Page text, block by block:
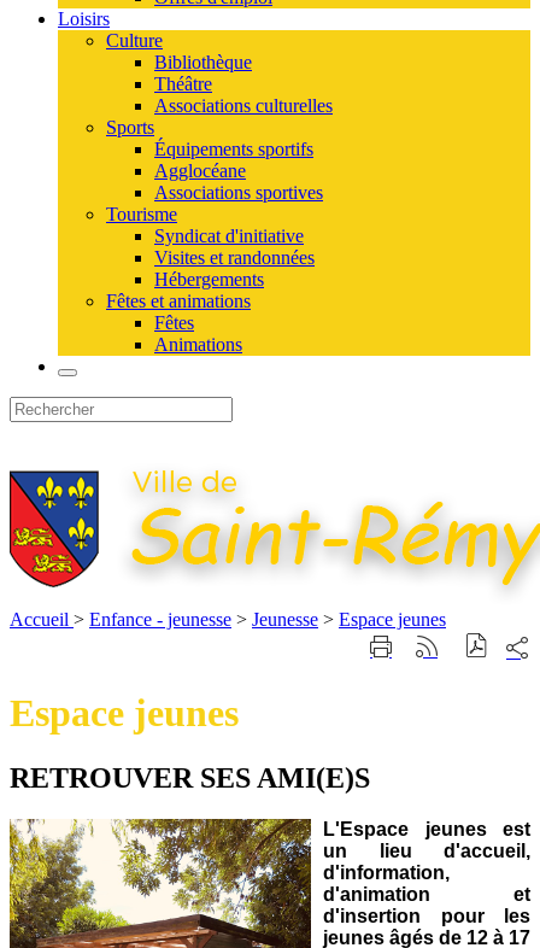
Loisirs
Culture
Bibliothèque
Théâtre
Associations culturelles
Sports
Équipements sportifs
Agglocéane
Associations sportives
Tourisme
Syndicat d'initiative
Visites et randonnées
Hébergements
Fêtes et animations
Fêtes
Animations
Accueil > Enfance - jeunesse > Jeunesse > Espace jeunes
ImprimerGénérer
sur
Espace jeunes
RETROUVER SES AMI(E)S
L'Espace jeunes est
un lieu d'accueil,
d'information,
d'animation et
d'insertion pour les
jeunes âgés de 12 à 17